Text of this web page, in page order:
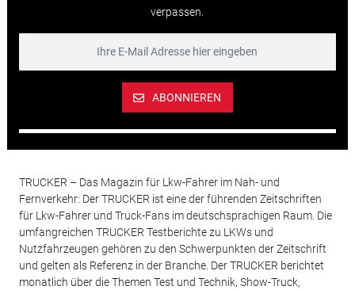
verpassen.
ABONNIEREN
TRUCKER – Das Magazin für Lkw-Fahrer im Nah- und
Fernverkehr: Der TRUCKER ist eine der führenden Zeitschriften
für Lkw-Fahrer und Truck-Fans im deutschsprachigen Raum. Die
umfangreichen TRUCKER Testberichte zu LKWs und
Nutzfahrzeugen gehören zu den Schwerpunkten der Zeitschrift
und gelten als Referenz in der Branche. Der TRUCKER berichtet
monatlich über die Themen Test und Technik, Show-Truck,